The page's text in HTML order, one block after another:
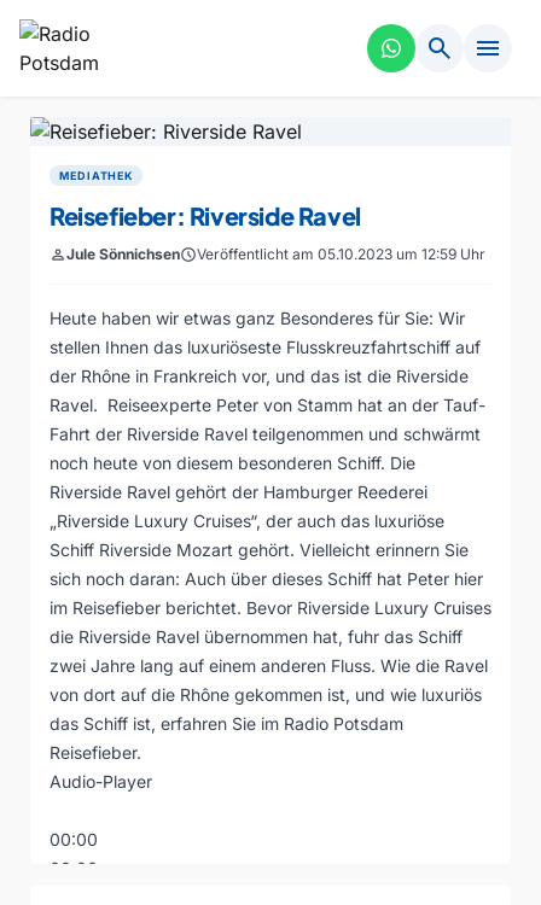
search menu
MEDIATHEK
Reisefieber: Riverside Ravel
personJule SönnichsenscheduleVeröffentlicht am 05.10.2023 um 12:59 Uhr
Heute haben wir etwas ganz Besonderes für Sie: Wir
stellen Ihnen das luxuriöseste Flusskreuzfahrtschiff auf
der Rhône in Frankreich vor, und das ist die Riverside
Ravel. Reiseexperte Peter von Stamm hat an der Tauf-
Fahrt der Riverside Ravel teilgenommen und schwärmt
noch heute von diesem besonderen Schiff. Die
Riverside Ravel gehört der Hamburger Reederei
„Riverside Luxury Cruises“, der auch das luxuriöse
Schiff Riverside Mozart gehört. Vielleicht erinnern Sie
sich noch daran: Auch über dieses Schiff hat Peter hier
im Reisefieber berichtet. Bevor Riverside Luxury Cruises
die Riverside Ravel übernommen hat, fuhr das Schiff
zwei Jahre lang auf einem anderen Fluss. Wie die Ravel
von dort auf die Rhône gekommen ist, und wie luxuriös
das Schiff ist, erfahren Sie im Radio Potsdam
Reisefieber.
Audio-Player
00:00
00:00